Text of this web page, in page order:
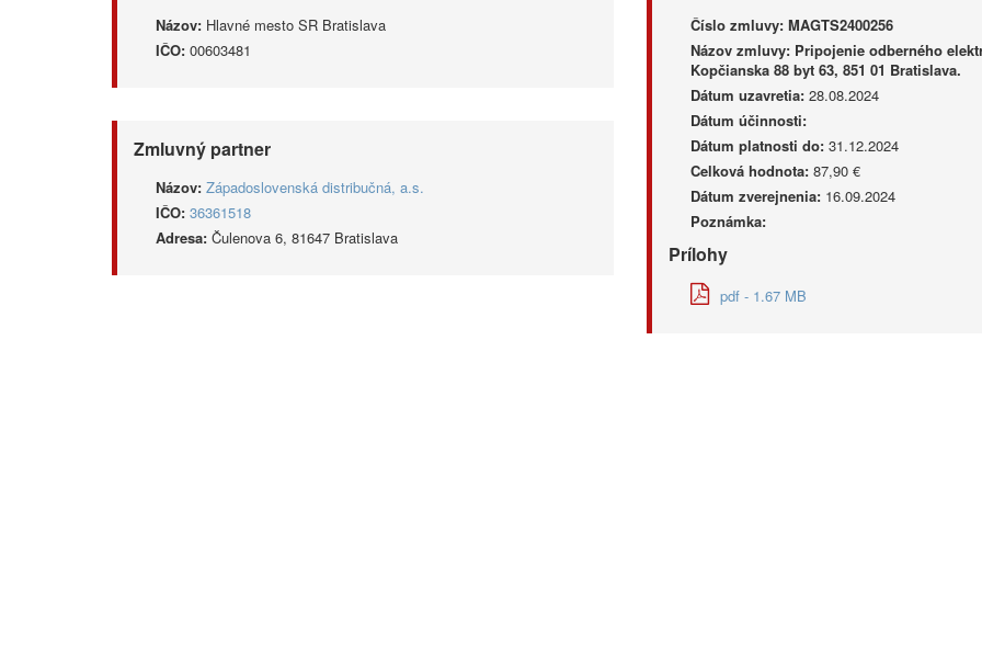
Názov: Hlavné mesto SR Bratislava
IČO: 00603481
Zmluvný partner
Názov: Západoslovenská distribučná, a.s.
IČO: 36361518
Adresa: Čulenova 6, 81647 Bratislava
Číslo zmluvy: MAGTS2400256
Názov zmluvy: Pripojenie odberného
Kopčianska 88 byt 63, 851 01 Bratislava.
Dátum uzavretia:28.08.2024
Dátum účinnosti:
Dátum platnosti do:31.12.2024
Celková hodnota:87,90 €
Dátum zverejnenia:16.09.2024
Poznámka:
Prílohy
pdf - 1.67 MB